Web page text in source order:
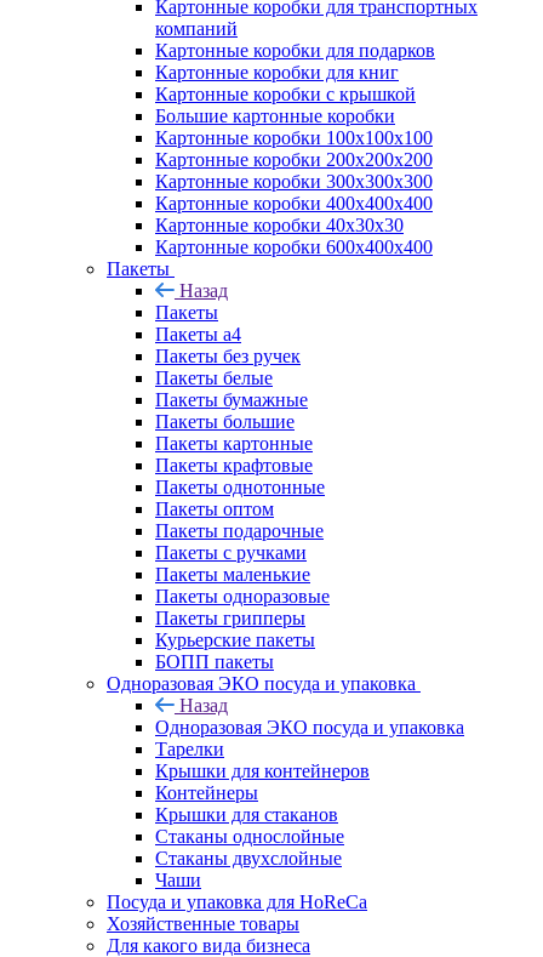
Картонные коробки для транспортных
компаний
Картонные коробки для подарков
Картонные коробки для книг
Картонные коробки с крышкой
Большие картонные коробки
Картонные коробки 100x100x100
Картонные коробки 200x200x200
Картонные коробки 300x300x300
Картонные коробки 400x400x400
Картонные коробки 40x30x30
Картонные коробки 600x400x400
Пакеты
Назад
Пакеты
Пакеты а4
Пакеты без ручек
Пакеты белые
Пакеты бумажные
Пакеты большие
Пакеты картонные
Пакеты крафтовые
Пакеты однотонные
Пакеты оптом
Пакеты подарочные
Пакеты с ручками
Пакеты маленькие
Пакеты одноразовые
Пакеты грипперы
Курьерские пакеты
БОПП пакеты
Одноразовая ЭКО посуда и упаковка
Назад
Одноразовая ЭКО посуда и упаковка
Тарелки
Крышки для контейнеров
Контейнеры
Крышки для стаканов
Стаканы однослойные
Стаканы двухслойные
Чаши
Посуда и упаковка для HoReCa
Хозяйственные товары
Для какого вида бизнеса